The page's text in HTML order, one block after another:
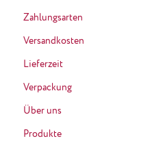
Zahlungsarten
Versandkosten
Lieferzeit
Verpackung
Über uns
Produkte